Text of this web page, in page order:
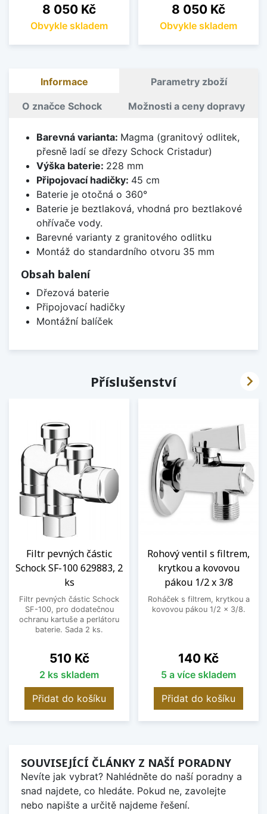
Cena
8 050 Kč
Obvykle skladem
Cena
8 050 Kč
Obvykle skladem
Informace Parametry zboží
O značce Schock Možnosti a ceny dopravy
Barevná varianta: Magma (granitový odlitek,
přesně ladí se dřezy Schock Cristadur)
Výška baterie: 228 mm
Připojovací hadičky: 45 cm
Baterie je otočná o 360°
Baterie je beztlaková, vhodná pro beztlakové
ohřívače vody.
Barevné varianty z granitového odlitku
Montáž do standardního otvoru 35 mm
Obsah balení
Dřezová baterie
Připojovací hadičky
Montážní balíček
Příslušenství
Filtr pevných částic
Schock SF-100 629883, 2
ks
Filtr pevných částic Schock
SF-100, pro dodatečnou
ochranu kartuše a perlátoru
baterie. Sada 2 ks.
Cena
510 Kč
2 ks skladem
Přidat do košíku
Rohový ventil s filtrem,
krytkou a kovovou
pákou 1/2 x 3/8
Roháček s filtrem, krytkou a
kovovou pákou 1/2 x 3/8.
Cena
140 Kč
5 a více skladem
Přidat do košíku

SOUVISEJÍCÍ ČLÁNKY Z NAŠÍ PORADNY
Nevíte jak vybrat? Nahlédněte do naší poradny a
snad najdete, co hledáte. Pokud ne, zavolejte
nebo napište a určitě najdeme řešení.